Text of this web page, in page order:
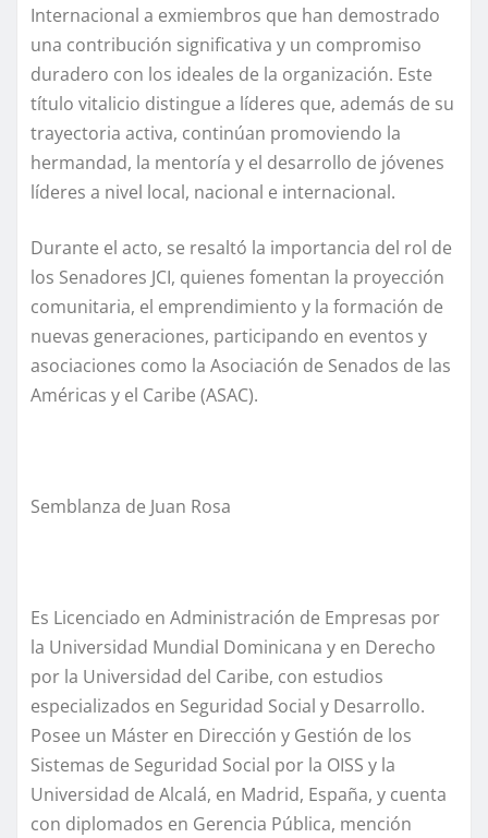
Internacional a exmiembros que han demostrado
una contribución significativa y un compromiso
duradero con los ideales de la organización. Este
título vitalicio distingue a líderes que, además de su
trayectoria activa, continúan promoviendo la
hermandad, la mentoría y el desarrollo de jóvenes
líderes a nivel local, nacional e internacional.
Durante el acto, se resaltó la importancia del rol de
los Senadores JCI, quienes fomentan la proyección
comunitaria, el emprendimiento y la formación de
nuevas generaciones, participando en eventos y
asociaciones como la Asociación de Senados de las
Américas y el Caribe (ASAC).
Semblanza de Juan Rosa
Es Licenciado en Administración de Empresas por
la Universidad Mundial Dominicana y en Derecho
por la Universidad del Caribe, con estudios
especializados en Seguridad Social y Desarrollo.
Posee un Máster en Dirección y Gestión de los
Sistemas de Seguridad Social por la OISS y la
Universidad de Alcalá, en Madrid, España, y cuenta
con diplomados en Gerencia Pública, mención